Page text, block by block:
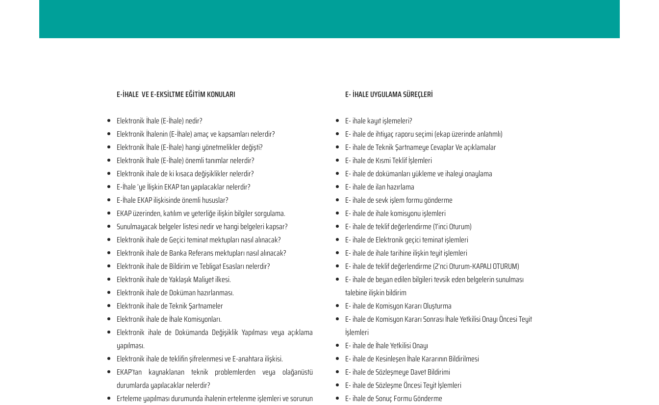
E-İHALE VE E-EKSİLTME EĞİTİM KONULARI​
Elektronik İhale (E-İhale) nedir?
Elektronik İhalenin (E-İhale) amaç ve kapsamları nelerdir?
Elektronik İhale (E-İhale) hangi yönetmelikler değişti?
Elektronik İhale (E-İhale) önemli tanımlar nelerdir?
Elektronik ihale de ki kısaca değişiklikler nelerdir?
E-İhale ’ye İlişkin EKAP tan yapılacaklar nelerdir?
E-İhale EKAP ilişkisinde önemli hususlar?
EKAP üzerinden, katılım ve yeterliğe ilişkin bilgiler sorgulama.
Sunulmayacak belgeler listesi nedir ve hangi belgeleri kapsar?
Elektronik ihale de Geçici teminat mektupları nasıl alınacak?
Elektronik ihale de Banka Referans mektupları nasıl alınacak?
Elektronik ihale de Bildirim ve Tebligat Esasları nelerdir?
Elektronik ihale de Yaklaşık Maliyet ilkesi.
Elektronik ihale de Doküman hazırlanması.
Elektronik ihale de Teknik Şartnameler
Elektronik ihale de İhale Komisyonları.
Elektronik ihale de Dokümanda Değişiklik Yapılması veya açıklama
yapılması.
Elektronik ihale de teklifin şifrelenmesi ve E-anahtara ilişkisi.
EKAP’tan kaynaklanan teknik problemlerden veya olağanüstü
durumlarda yapılacaklar nelerdir?
Erteleme yapılması durumunda ihalenin ertelenme işlemleri ve sorunun
E- İHALE UYGULAMA SÜREÇLERİ
E- ihale kayıt işlemeleri?
E- ihale de ihtiyaç raporu seçimi (ekap üzerinde anlatımlı)
E- ihale de Teknik Şartnameye Cevaplar Ve açıklamalar
E- ihale de Kısmi Teklif İşlemleri
E- ihale de dokümanları yükleme ve ihaleyi onaylama
E- ihale de ilan hazırlama
E- ihale de sevk işlem formu gönderme
E- ihale de ihale komisyonu işlemleri
E- ihale de teklif değerlendirme (1’inci Oturum)
E- ihale de Elektronik geçici teminat işlemleri
E- ihale de ihale tarihine ilişkin teyit işlemleri
E- ihale de teklif değerlendirme (2’nci Oturum-KAPALI OTURUM)
E- ihale de beyan edilen bilgileri tevsik eden belgelerin sunulması
talebine ilişkin bildirim
E- ihale de Komisyon Kararı Oluşturma
E- ihale de Komisyon Kararı Sonrası İhale Yetkilisi Onayı Öncesi Teyit
İşlemleri
E- ihale de İhale Yetkilisi Onayı
E- ihale de Kesinleşen İhale Kararının Bildirilmesi
E- ihale de Sözleşmeye Davet Bildirimi
E- ihale de Sözleşme Öncesi Teyit İşlemleri
E- ihale de Sonuç Formu Gönderme